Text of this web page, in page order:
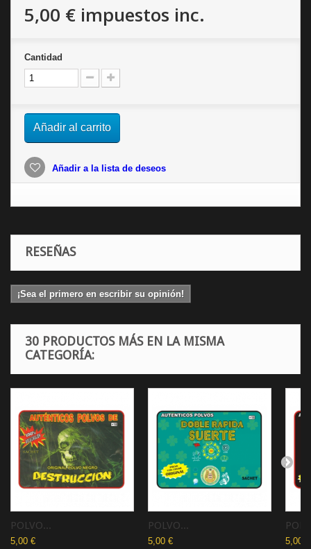
5,00 € impuestos inc.
Cantidad
Añadir al carrito
Añadir a la lista de deseos
RESEÑAS
¡Sea el primero en escribir su opinión!
30 PRODUCTOS MÁS EN LA MISMA
CATEGORÍA:
POLVO...
5,00 €
POLVO...
5,00 € 5,00 €